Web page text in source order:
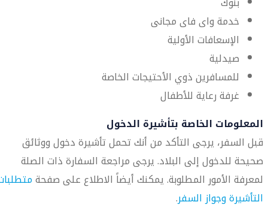
خدمة واى فاى مجانى
الإسعافات الأولية
صيدلية
للمسافرين ذوي الأحتيجات الخاصة
غرفة رعاية للأطفال
المعلومات الخاصة بتأشيرة الدخول
قبل السفر، يرجى التأكد من أنك تحمل تأشيرة دخول ووثائق
صحيحة للدخول إلى البلاد. يرجى مراجعة السفارة ذات الصلة
لمعرفة الأمور المطلوبة. يمكنك أيضاً الاطلاع على صفحة
التأشيرة وجواز السفر.